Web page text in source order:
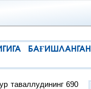
таваллудининг 690